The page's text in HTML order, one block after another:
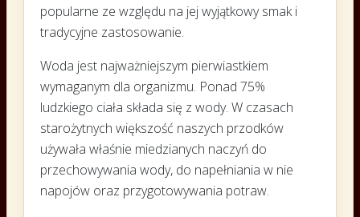
popularne ze względu na jej wyjątkowy smak i
tradycyjne zastosowanie.
Woda jest najważniejszym pierwiastkiem
wymaganym dla organizmu. Ponad 75%
ludzkiego ciała składa się z wody. W czasach
starożytnych większość naszych przodków
używała właśnie miedzianych naczyń do
przechowywania wody, do napełniania w nie
napojów oraz przygotowywania potraw.